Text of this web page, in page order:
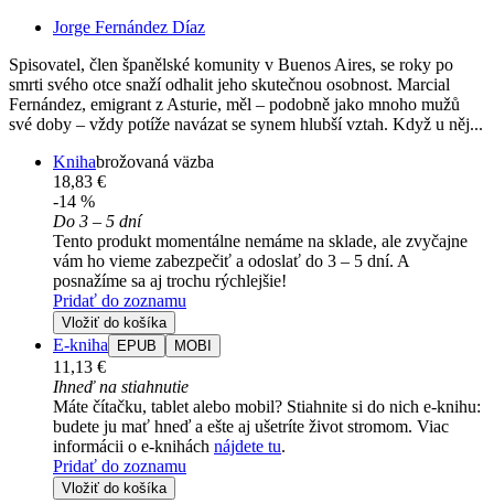
Jorge Fernández Díaz
Spisovatel, člen španělské komunity v Buenos Aires, se roky po
smrti svého otce snaží odhalit jeho skutečnou osobnost. Marcial
Fernández, emigrant z Asturie, měl – podobně jako mnoho mužů
své doby – vždy potíže navázat se synem hlubší vztah. Když u něj...
Knihabrožovaná väzba
18,83 €
-14 %
Do 3 – 5 dní
Tento produkt momentálne nemáme na sklade, ale zvyčajne
vám ho vieme zabezpečiť a odoslať do 3 – 5 dní. A
posnažíme sa aj trochu rýchlejšie!
Pridať do zoznamu
Vložiť do košíka
E-kniha EPUB MOBI
11,13 €
Ihneď na stiahnutie
Máte čítačku, tablet alebo mobil? Stiahnite si do nich e-knihu:
budete ju mať hneď a ešte aj ušetríte život stromom. Viac
informácii o e-knihách nájdete tu.
Pridať do zoznamu
Vložiť do košíka